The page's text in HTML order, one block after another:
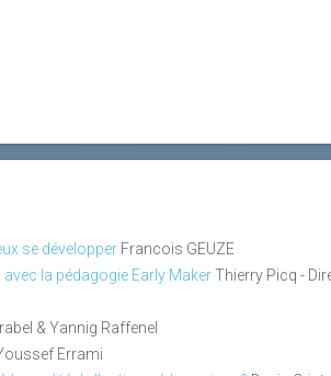
se développer Francois GEUZE
la pédagogie Early MakerThierry Picq -
& Yannig Raffenel
Errami